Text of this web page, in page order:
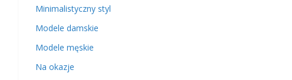
Minimalistyczny styl
Modele damskie
Modele męskie
Na okazje